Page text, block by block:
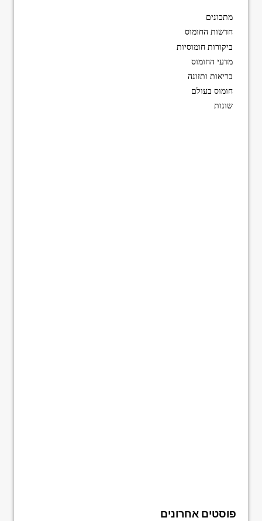
מתכונים
חדשות החומוס
ביקורות חומוסיות
מדעי החומוס
בריאות ותזונה
חומוס בעולם
שונות
פוסטים אחרונים